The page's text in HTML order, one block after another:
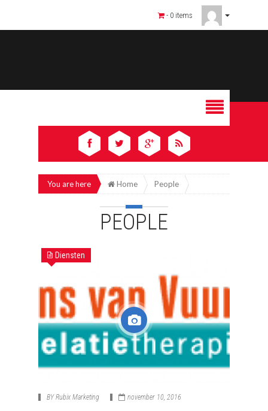
- 0 items
You are here Home People
PEOPLE
Diensten
BYRubix Marketing november 10, 2016